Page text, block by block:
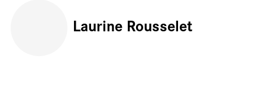
Laurine Rousselet